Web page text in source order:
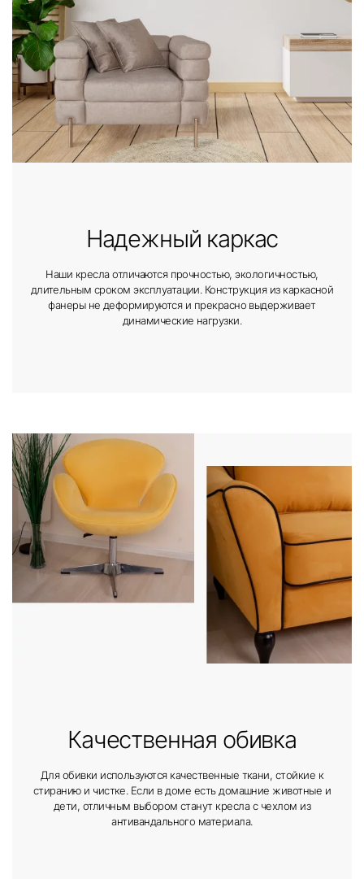
Надежный каркас
Наши кресла отличаются прочностью, экологичностью,
длительным сроком эксплуатации. Конструкция из каркасной
фанеры не деформируются и прекрасно выдерживает
динамические нагрузки.
Качественная обивка
Для обивки используются качественные ткани, стойкие к
стиранию и чистке. Если в доме есть домашние животные и
дети, отличным выбором станут кресла с чехлом из
антивандального материала.